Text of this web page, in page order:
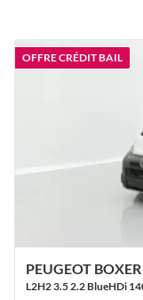
OFFRE CRÉDIT BAIL
PEUGEOT BOXER
L2H2 3.5 2.2 BlueHDi